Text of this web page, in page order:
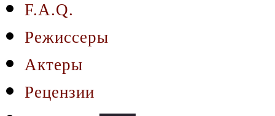
F.A.Q.
Режиссеры
Актеры
Рецензии